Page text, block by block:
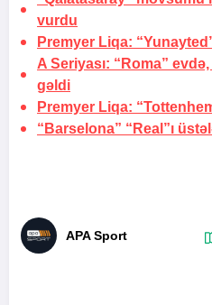
vurdu
Premyer Liqa:
A Seriyası: “Roma”
gəldi
Premyer Liqa:
“Barselona” “Real”ı
APA Sport